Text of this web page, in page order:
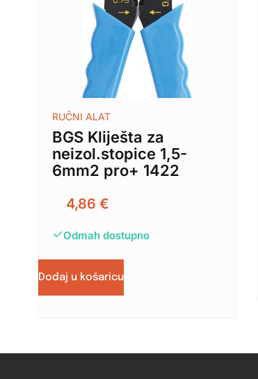
RUČNI ALAT
BGS Kliješta za
neizol.stopice 1,5-
6mm2 pro+ 1422
4,86 €
Odmah dostupno
Dodaj u košaricu